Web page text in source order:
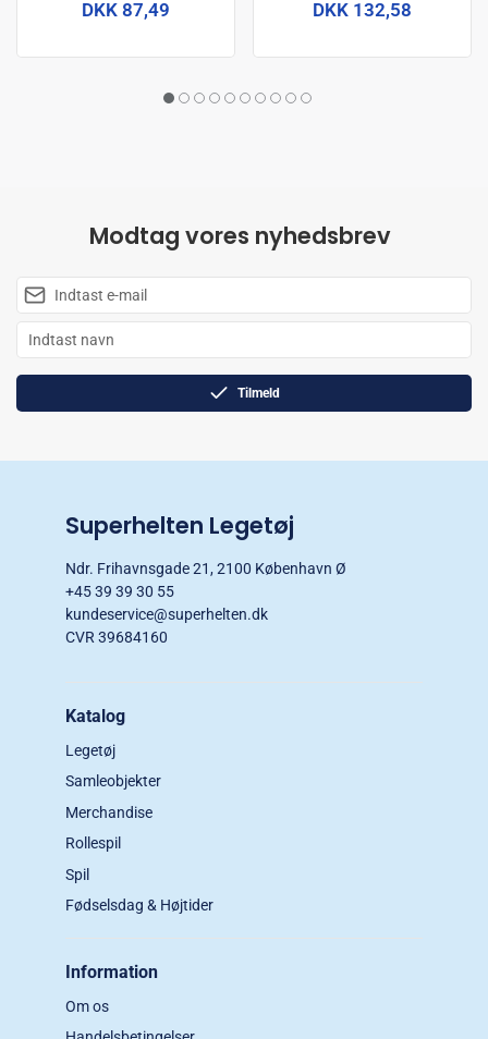
DKK 87,49 DKK 132,58
Modtag vores nyhedsbrev
Tilmeld
Superhelten Legetøj
Ndr. Frihavnsgade 21, 2100 København Ø
+45 39 39 30 55
kundeservice@superhelten.dk
CVR 39684160
Katalog
Legetøj
Samleobjekter
Merchandise
Rollespil
Spil
Fødselsdag & Højtider
Information
Om os